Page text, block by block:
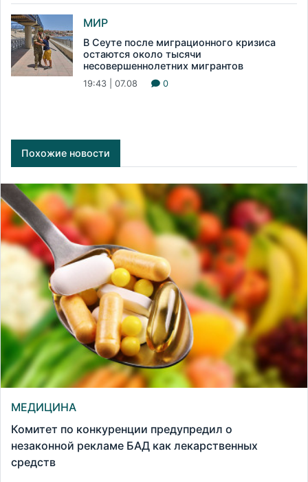
МИР
В Сеуте после миграционного кризиса
остаются около тысячи
несовершеннолетних мигрантов
19:43 | 07.08 0
Похожие новости
МЕДИЦИНА
Комитет по конкуренции предупредил о
незаконной рекламе БАД как лекарственных
средств